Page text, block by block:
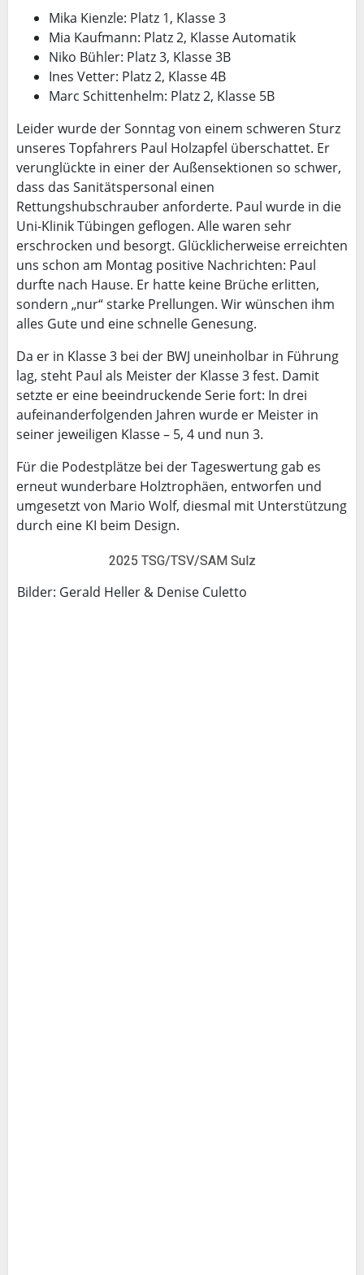
Mika Kienzle: Platz 1, Klasse 3
Mia Kaufmann: Platz 2, Klasse Automatik
Niko Bühler: Platz 3, Klasse 3B
Ines Vetter: Platz 2, Klasse 4B
Marc Schittenhelm: Platz 2, Klasse 5B
Leider wurde der Sonntag von einem schweren Sturz
unseres Topfahrers Paul Holzapfel überschattet. Er
verunglückte in einer der Außensektionen so schwer,
dass das Sanitätspersonal einen
Rettungshubschrauber anforderte. Paul wurde in die
Uni-Klinik Tübingen geflogen. Alle waren sehr
erschrocken und besorgt. Glücklicherweise erreichten
uns schon am Montag positive Nachrichten: Paul
durfte nach Hause. Er hatte keine Brüche erlitten,
sondern „nur“ starke Prellungen. Wir wünschen ihm
alles Gute und eine schnelle Genesung.
Da er in Klasse 3 bei der BWJ uneinholbar in Führung
lag, steht Paul als Meister der Klasse 3 fest. Damit
setzte er eine beeindruckende Serie fort: In drei
aufeinanderfolgenden Jahren wurde er Meister in
seiner jeweiligen Klasse – 5, 4 und nun 3.
Für die Podestplätze bei der Tageswertung gab es
erneut wunderbare Holztrophäen, entworfen und
umgesetzt von Mario Wolf, diesmal mit Unterstützung
durch eine KI beim Design.
2025 TSG/TSV/SAM Sulz
Bilder: Gerald Heller & Denise Culetto